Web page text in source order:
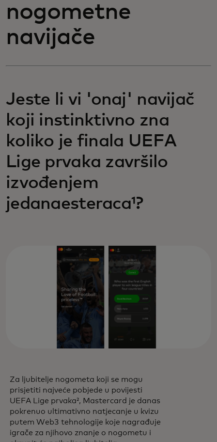
nogometne
navijače
Jeste li vi 'onaj' navijač
koji instinktivno zna
koliko je finala UEFA
Lige prvaka završilo
izvođenjem
jedanaesteraca¹?
Za ljubitelje nogometa koji se mogu
prisjetiti najveće pobjede u povijesti
UEFA Lige prvaka², Mastercard je danas
pokrenuo ultimativno natjecanje u kvizu
putem Web3 tehnologije koje nagrađuje
igrače za njihovo znanje o nogometu i